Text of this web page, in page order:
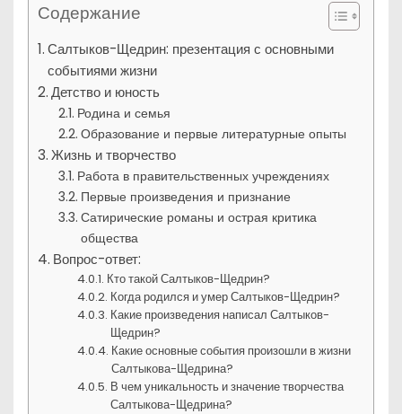
Содержание
Салтыков-Щедрин: презентация с основными
событиями жизни
Детство и юность
Родина и семья
Образование и первые литературные опыты
Жизнь и творчество
Работа в правительственных учреждениях
Первые произведения и признание
Сатирические романы и острая критика
общества
Вопрос-ответ:
Кто такой Салтыков-Щедрин?
Когда родился и умер Салтыков-Щедрин?
Какие произведения написал Салтыков-
Щедрин?
Какие основные события произошли в жизни
Салтыкова-Щедрина?
В чем уникальность и значение творчества
Салтыкова-Щедрина?